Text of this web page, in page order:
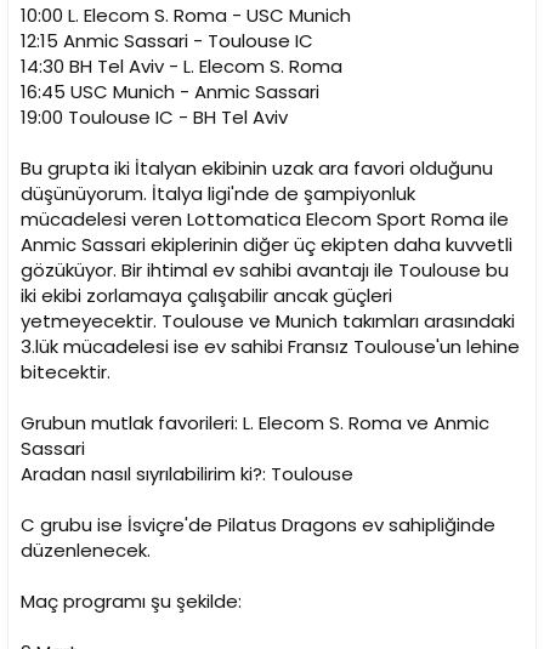
10:00 L. Elecom S. Roma - USC Munich
12:15 Anmic Sassari - Toulouse IC
14:30 BH Tel Aviv - L. Elecom S. Roma
16:45 USC Munich - Anmic Sassari
19:00 Toulouse IC - BH Tel Aviv
Bu grupta iki İtalyan ekibinin uzak ara favori olduğunu
düşünüyorum. İtalya ligi'nde de şampiyonluk
mücadelesi veren Lottomatica Elecom Sport Roma ile
Anmic Sassari ekiplerinin diğer üç ekipten daha kuvvetli
gözüküyor. Bir ihtimal ev sahibi avantajı ile Toulouse bu
iki ekibi zorlamaya çalışabilir ancak güçleri
yetmeyecektir. Toulouse ve Munich takımları arasındaki
3.lük mücadelesi ise ev sahibi Fransız Toulouse'un lehine
bitecektir.
Grubun mutlak favorileri: L. Elecom S. Roma ve Anmic
Sassari
Aradan nasıl sıyrılabilirim ki?: Toulouse
C grubu ise İsviçre'de Pilatus Dragons ev sahipliğinde
düzenlenecek.
Maç programı şu şekilde: